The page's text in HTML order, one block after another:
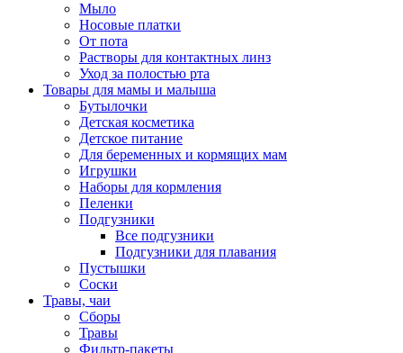
Мыло
Носовые платки
От пота
Растворы для контактных линз
Уход за полостью рта
Товары для мамы и малыша
Бутылочки
Детская косметика
Детское питание
Для беременных и кормящих мам
Игрушки
Наборы для кормления
Пеленки
Подгузники
Все подгузники
Подгузники для плавания
Пустышки
Соски
Травы, чаи
Сборы
Травы
Фильтр-пакеты